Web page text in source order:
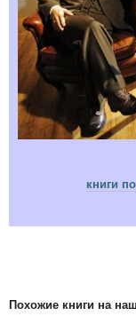
книги
Похожие книги на